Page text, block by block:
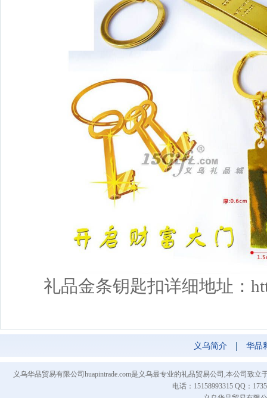
礼品金条钥匙扣详细地址：
义乌简介 | 华品
义乌华品贸易有限公司huapintrade.com是义乌最专业的礼品贸易公司,本公司致
电话：15158993315 QQ：